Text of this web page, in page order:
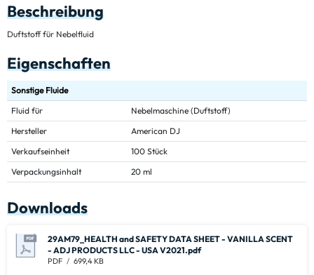
Beschreibung
Duftstoff für Nebelfluid
Eigenschaften
Sonstige Fluide
Fluid für
Nebelmaschine (Duftstoff)
Hersteller
American DJ
Verkaufseinheit
100 Stück
Verpackungsinhalt
20 ml
Downloads
29AM79_HEALTH and SAFETY DATA SHEET - VANILLA SCENT
- ADJ PRODUCTS LLC - USA V2021.pdf
PDF 699,4 KB